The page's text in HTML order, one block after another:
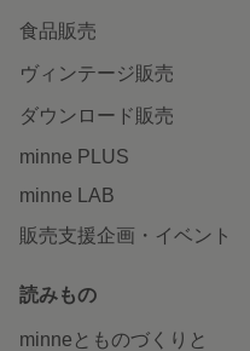
食品販売
ヴィンテージ販売
ダウンロード販売
minne PLUS
minne LAB
販売支援企画・イベント
読みもの
minneとものづくりと